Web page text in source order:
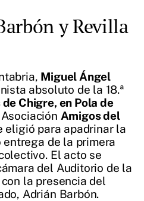
y Revilla
Miguel Ángel
absoluto de la 18.ª
de Chigre, en Pola de
Amigos del
eligió para apadrinar la
de la primera
El acto se
del Auditorio de la
la presencia del
Adrián Barbón.